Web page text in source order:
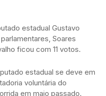
estadual Gustavo
Soares
ficou com 11 votos.
estadual se deve em
voluntária do
em maio passado.